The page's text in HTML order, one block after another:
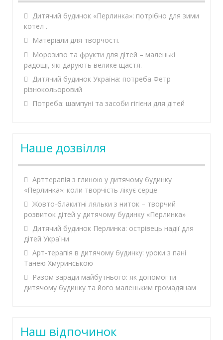
Дитячий будинок «Перлинка»: потрібно для зими
котел .
Матеріали для творчості.
Морозиво та фрукти для дітей – маленькі
радощі, які дарують велике щастя.
Дитячий будинок Україна: потреба Фетр
різнокольоровий
Потреба: шампуні та засоби гігієни для дітей
Наше дозвілля
Арттерапія з глиною у дитячому будинку
«Перлинка»: коли творчість лікує серце
Жовто-блакитні ляльки з ниток – творчий
розвиток дітей у дитячому будинку «Перлинка»
Дитячий будинок Перлинка: острівець надії для
дітей України
Арт-терапія в дитячому будинку: уроки з пані
Танею Хмуринською
Разом заради майбутнього: як допомогти
дитячому будинку та його маленьким громадянам
Наш відпочинок